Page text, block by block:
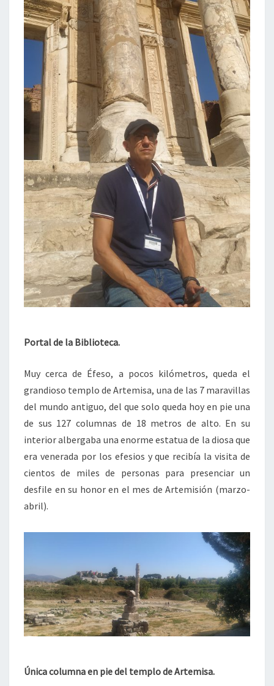
Portal de la Biblioteca.
Muy cerca de Éfeso, a pocos kilómetros, queda el
grandioso templo de Artemisa, una de las 7 maravillas
del mundo antiguo, del que solo queda hoy en pie una
de sus 127 columnas de 18 metros de alto. En su
interior albergaba una enorme estatua de la diosa que
era venerada por los efesios y que recibía la visita de
cientos de miles de personas para presenciar un
desfile en su honor en el mes de Artemisión (marzo-
abril).
Única columna en pie del templo de Artemisa.